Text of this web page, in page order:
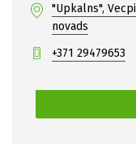
"Upkalns",
novads
+371 29479653